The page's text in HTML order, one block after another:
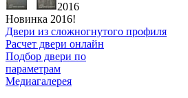
2016
Новинка 2016!
Двери из сложногнутого профиля
Расчет двери онлайн
Подбор двери по
параметрам
Медиагалерея